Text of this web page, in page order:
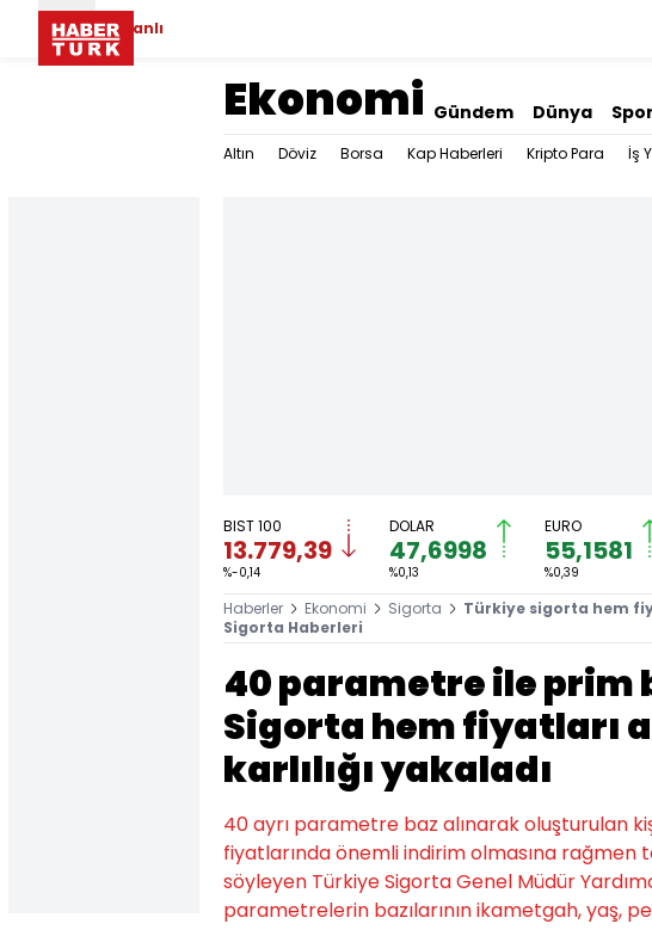
Canlı
Ekonomi Gündem Dünya Spor
Altın Döviz Borsa Kap Haberleri Kripto Para İş
BIST 100
13.779,39
%-0,14
DOLAR
47,6998
%0,13
EURO
55,1581
%0,39
Haberler Ekonomi Sigorta
Türkiye sigorta hem
Sigorta Haberleri
40 parametre ile prim
Sigorta hem fiyatları
karlılığı yakaladı
40 ayrı parametre baz alınarak oluşturulan
fiyatlarında önemli indirim olmasına
söyleyen Türkiye Sigorta Genel Müdür
parametrelerin bazılarının ikametgah, yaş,